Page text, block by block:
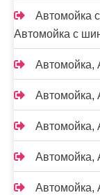
Автомойка
Автомойка с
Автомойка,
Автомойка,
Автомойка,
Автомойка,
Автомойка,